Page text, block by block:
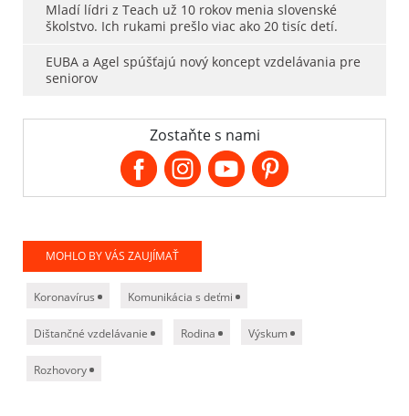
Mladí lídri z Teach už 10 rokov menia slovenské
školstvo. Ich rukami prešlo viac ako 20 tisíc detí.
EUBA a Agel spúšťajú nový koncept vzdelávania pre
seniorov
Zostaňte s nami
MOHLO BY VÁS ZAUJÍMAŤ
Koronavírus Komunikácia s deťmi
Dištančné vzdelávanie Rodina Výskum
Rozhovory